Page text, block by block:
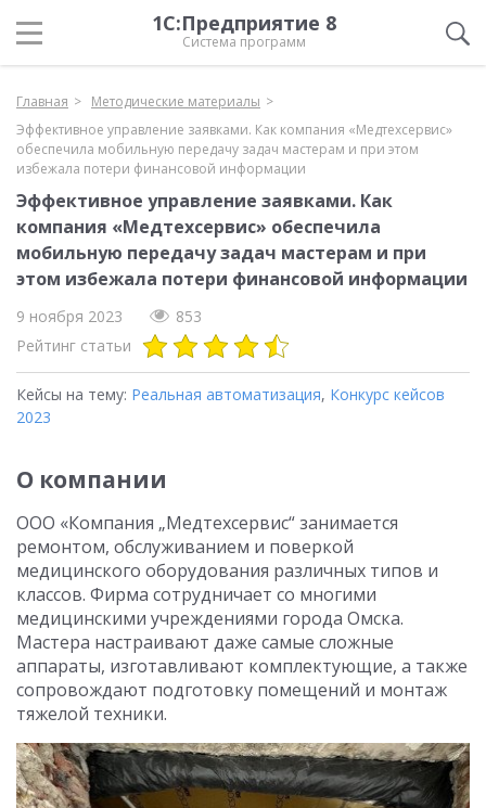
1С:Предприятие 8
Система программ
Главная
Методические материалы
Эффективное управление заявками. Как компания «Медтехсервис»
обеспечила мобильную передачу задач мастерам и при этом
избежала потери финансовой информации
Эффективное управление заявками. Как
компания «Медтехсервис» обеспечила
мобильную передачу задач мастерам и при
этом избежала потери финансовой информации
9 ноября 2023
853
Рейтинг статьи
Кейсы на тему: Реальная автоматизация, Конкурс кейсов
2023
О компании
ООО «Компания „Медтехсервис“ занимается
ремонтом, обслуживанием и поверкой
медицинского оборудования различных типов и
классов. Фирма сотрудничает со многими
медицинскими учреждениями города Омска.
Мастера настраивают даже самые сложные
аппараты, изготавливают комплектующие, а также
сопровождают подготовку помещений и монтаж
тяжелой техники.